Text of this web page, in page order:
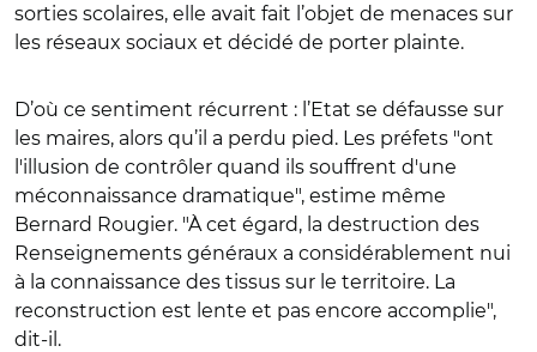
sorties scolaires, elle avait fait l’objet de menaces sur
les réseaux sociaux et décidé de porter plainte.
D’où ce sentiment récurrent : l’Etat se défausse sur
les maires, alors qu’il a perdu pied. Les préfets "ont
l'illusion de contrôler quand ils souffrent d'une
méconnaissance dramatique", estime même
Bernard Rougier. "À cet égard, la destruction des
Renseignements généraux a considérablement nui
à la connaissance des tissus sur le territoire. La
reconstruction est lente et pas encore accomplie",
dit-il.